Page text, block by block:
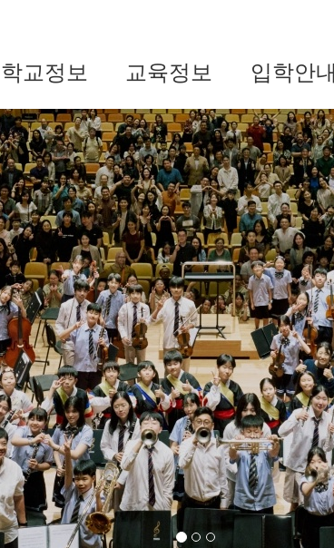
학교정보 교육정보 입학안내